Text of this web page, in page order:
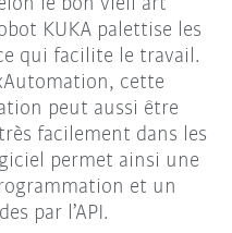
le bon vieil art
KUKA palettise les
qui facilite le travail.
cette
peut aussi être
facilement dans les
permet ainsi une
et un
par l’API.